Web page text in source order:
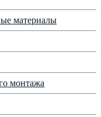
материалы
монтажа